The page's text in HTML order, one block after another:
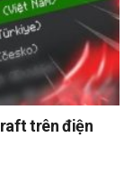
trên điện